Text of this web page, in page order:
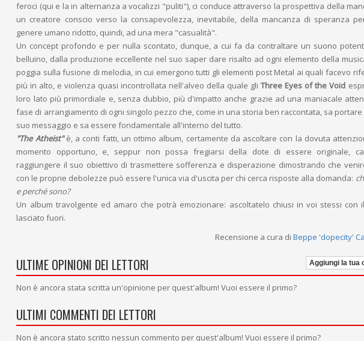
feroci (qui e la in alternanza a vocalizzi "puliti"), ci conduce attraverso la prospettiva della
un creatore conscio verso la consapevolezza, inevitabile, della mancanza di speranza
genere umano ridotto, quindi, ad una mera "casualità".
Un concept profondo e per nulla scontato, dunque, a cui fa da contraltare un suono
belluino, dalla produzione eccellente nel suo saper dare risalto ad ogni elemento della
poggia sulla fusione di melodia, in cui emergono tutti gli elementi post Metal ai quali facevo
più in alto, e violenza quasi incontrollata nell'alveo della quale gliThree Eyes of the Void
loro lato più primordiale e, senza dubbio, più d'impatto anche grazie ad una maniacale
fase di arrangiamento di ogni singolo pezzo che, come in una storia ben raccontata, sa portare
suo messaggio e sa essere fondamentale all'interno del tutto.
"The Atheist"è, a conti fatti, un ottimo album, certamente da ascoltare con la dovuta
momento opportuno, e, seppur non possa fregiarsi della dote di essere originale,
raggiungere il suo obiettivo di trasmettere sofferenza e disperazione dimostrando che
con le proprie debolezze può essere l'unica via d'uscita per chi cerca risposte alla domanda:
e perché sono?
Un album travolgente ed amaro che potrà emozionare: ascoltatelo chiusi in voi stessi con
lasciato fuori.
Recensione a cura di Beppe 'dopecity'
ULTIME OPINIONI DEI LETTORI Aggiungi la tua
Non è ancora stata scritta un'opinione per quest'album! Vuoi essere il primo?
ULTIMI COMMENTI DEI LETTORI
Non è ancora stato scritto nessun commento per quest'album! Vuoi essere il primo?